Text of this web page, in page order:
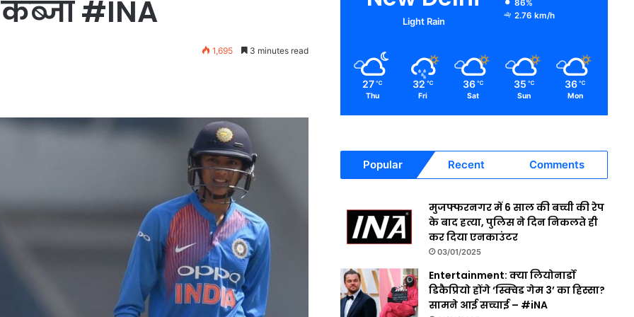
#INA
1,695 3 minutes read
Light Rain
86%
2.76 km/h
27 ℃
Thu
32 ℃
Fri
36 ℃
Sat
35 ℃
Sun
36 ℃
Mon
Popular Recent Comments
मुजफ्फरनगर में 6 साल की बच्ची की रेप
के बाद हत्या, पुलिस ने दिन निकलते ही
कर दिया एनकाउंटर
03/01/2025
Entertainment: क्या लियोनार्डो
डिकैप्रियो होंगे ‘स्क्विड गेम 3’ का हिस्सा?
सामने आई सच्चाई – #iNA